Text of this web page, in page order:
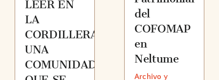
LEER EN
LA
CORDILLERA:
UNA
COMUNIDAD
del
COFOMAP
en
Neltume
Archivo y